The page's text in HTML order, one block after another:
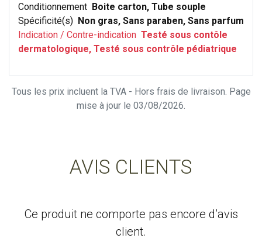
Conditionnement Boite carton, Tube souple
Spécificité(s) Non gras, Sans paraben, Sans parfum
Indication / Contre-indication Testé sous contôle
dermatologique, Testé sous contrôle pédiatrique
Tous les prix incluent la TVA - Hors frais de livraison. Page
mise à jour le 03/08/2026.
AVIS CLIENTS
Ce produit ne comporte pas encore d’avis
client.